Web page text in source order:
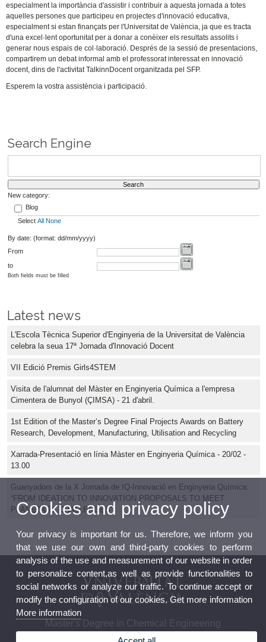
especialment la importància d'assistir i contribuir a aquesta jornada a totes
aquelles persones que participeu en projectes d'innovació educativa,
especialment si estan finançats per l'Universitat de València, ja que es tracta
d'una excel·lent oportunitat per a donar a conèixer els resultats assolits i
generar nous espais de col·laboració. Després de la sessió de presentacions,
compartirem un debat informal amb el professorat interessat en innovació
docent, dins de l'activitat TalkinnDocent organitzada pel SFP.
Esperem la vostra assistència i participació.
Search Engine
New category:
Blog
Select All None
By date: (format: dd/mm/yyyy)
From
to
Both fields must be filled
Latest news
L'Escola Tècnica Superior d'Enginyeria de la Universitat de València
celebra la seua 17ª Jornada d'Innovació Docent
VII Edició Premis Girls4STEM
Visita de l'alumnat del Màster en Enginyeria Química a l'empresa
Cimentera de Bunyol (ÇIMSA) - 21 d'abril.
1st Edition of the Master’s Degree Final Projects Awards on Battery
Research, Development, Manufacturing, Utilisation and Recycling
Xarrada-Presentació en línia Màster en Enginyeria Química - 20/02 -
13.00
Guanyadors de la X Jornada de IQ-Innovació en Enginyeria Química:
“FROM IDEATION TO INNOVATION PROPOSALS TO MEET
PLANETARY CHALLENGES”
Master's Degree in Chemical Engineering
Cookies and privacy policy
Your privacy is important for us. Therefore, we inform you
that we use our own and third-party cookies to perform
analysis of the use and measurement of our website in order
to personalize content,as well as provide functionalities to
social networks or analyze our traffic. To continue accept or
modify the configuration of our cookies. Get more information
More information